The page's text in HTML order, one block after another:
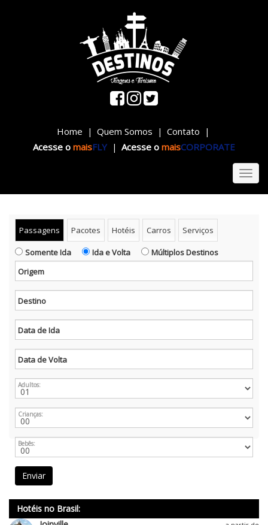
Home | Quem Somos | Contato |
Acesse o maisFLY | Acesse o maisCORPORATE
Passagens Pacotes Hotéis Carros Serviços
Somente Ida Ida e Volta
Múltiplos Destinos
Origem
Destino
Data de Ida
Data de Volta
Adultos:
Crianças:
Bebês:
Enviar
Hotéis no Brasil: